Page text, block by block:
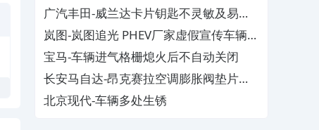
广汽丰田-威兰达卡片钥匙不灵敏及易消
磁
岚图-岚图追光 PHEV厂家虚假宣传车辆配
置与功能
宝马-车辆进气格栅熄火后不自动关闭
长安马自达-昂克赛拉空调膨胀阀垫片生
锈
北京现代-车辆多处生锈